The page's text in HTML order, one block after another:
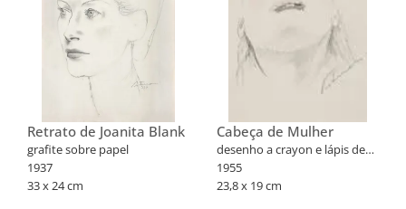
Retrato de Joanita Blank
grafite sobre papel
1937
33 x 24 cm
Cabeça de Mulher
desenho a crayon e lápis de
cor sobre papel
1955
23,8 x 19 cm